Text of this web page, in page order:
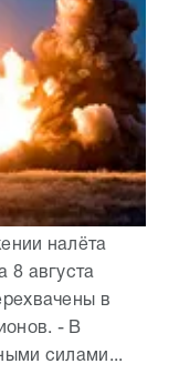
налёта
8 августа
в
- В
силами...